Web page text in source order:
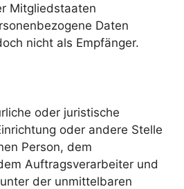
Mitgliedstaaten
Daten
nicht als Empfänger.
oder juristische
oder andere Stelle
Person, dem
Auftragsverarbeiter und
der unmittelbaren